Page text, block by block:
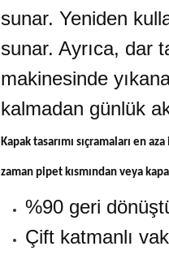
sunar. Yeniden
sunar. Ayrıca, dar
makinesinde
kalmadan günlük
Kapak tasarımı sıçramaları en
zaman pipet kısmından veya
%90 geri
Çift katmanlı